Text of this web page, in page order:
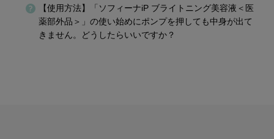
【使用方法】「ソフィーナiP ブライトニング美容液＜医
薬部外品＞」の使い始めにポンプを押しても中身が出て
きません。どうしたらいいですか？